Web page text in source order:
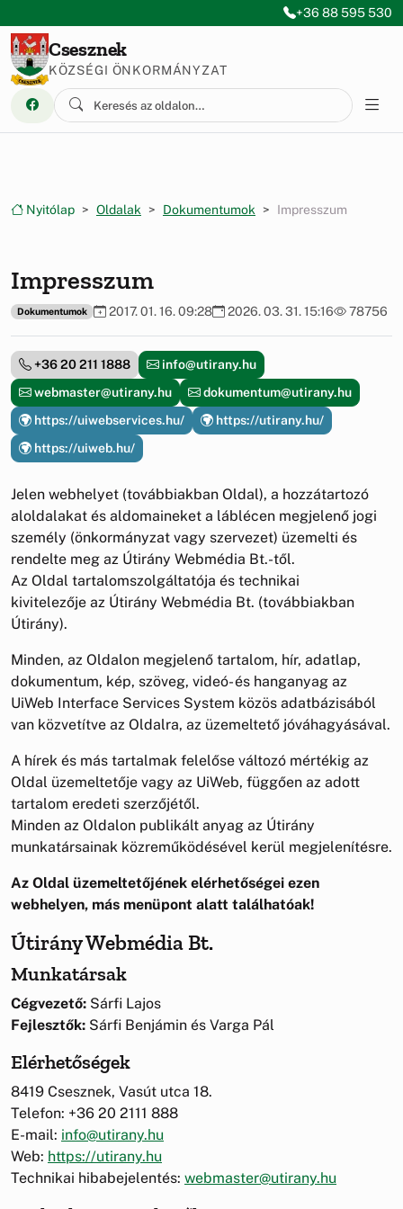
+36 88 595 530
Csesznek
KÖZSÉGI ÖNKORMÁNYZAT
Nyitólap Oldalak Dokumentumok Impresszum
Impresszum
Dokumentumok 2017. 01. 16. 09:28 2026. 03. 31. 15:16 78756
+36 20 211 1888
info@utirany.hu
webmaster@utirany.hu
dokumentum@utirany.hu
https://uiwebservices.hu/
https://utirany.hu/
https://uiweb.hu/
Jelen webhelyet (továbbiakban Oldal), a hozzátartozó
aloldalakat és aldomaineket a láblécen megjelenő jogi
személy (önkormányzat vagy szervezet) üzemelti és
rendelte meg az Útirány Webmédia Bt.-től.
Az Oldal tartalomszolgáltatója és technikai
kivitelezője az Útirány Webmédia Bt. (továbbiakban
Útirány).
Minden, az Oldalon megjelenő tartalom, hír, adatlap,
dokumentum, kép, szöveg, videó- és hanganyag az
UiWeb Interface Services System közös adatbázisából
van közvetítve az Oldalra, az üzemeltető jóváhagyásával.
A hírek és más tartalmak felelőse változó mértékig az
Oldal üzemeltetője vagy az UiWeb, függően az adott
tartalom eredeti szerzőjétől.
Minden az Oldalon publikált anyag az Útirány
munkatársainak közreműködésével kerül megjelenítésre.
Az Oldal üzemeltetőjének elérhetőségei ezen
webhelyen, más menüpont alatt találhatóak!
Útirány Webmédia Bt.
Munkatársak
Cégvezető: Sárfi Lajos
Fejlesztők: Sárfi Benjámin és Varga Pál
Elérhetőségek
8419 Csesznek, Vasút utca 18.
Telefon: +36 20 2111 888
E-mail: info@utirany.hu
Web: https://utirany.hu
Technikai hibabejelentés: webmaster@utirany.hu